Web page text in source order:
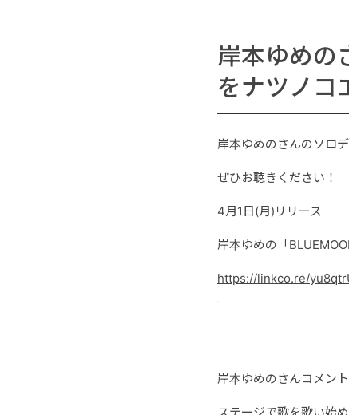
岸本ゆめの
をナツノコ
岸本ゆめのさんのソロ
ぜひお聴きください！
4月1日(月)リリース
岸本ゆめの「
https://linkco.re/
岸本ゆめのさんコメント